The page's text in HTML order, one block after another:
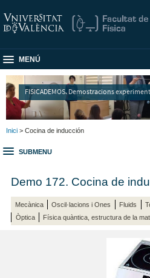
MENÚ
FISICADEMOS. Demostracions
Inici > Cocina de inducción
SUBMENU
Demo 172. Cocina de
Mecànica Oscil·lacions i Ones Fluids
Òptica
Física quàntica, estructura de la